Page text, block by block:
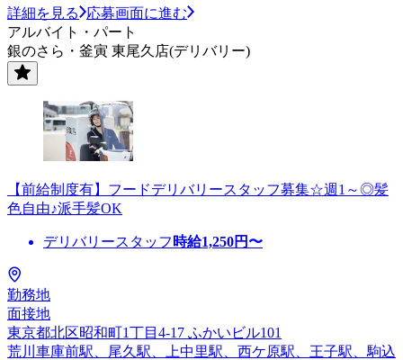
詳細を見る
応募画面に進む
アルバイト・パート
銀のさら・釜寅 東尾久店(デリバリー)
【前給制度有】フードデリバリースタッフ募集☆週1～◎髪
色自由♪派手髪OK
デリバリースタッフ 時給1,250円〜
勤務地
面接地
東京都北区昭和町1丁目4-17 ふかいビル101
荒川車庫前駅、尾久駅、上中里駅、西ケ原駅、王子駅、駒込